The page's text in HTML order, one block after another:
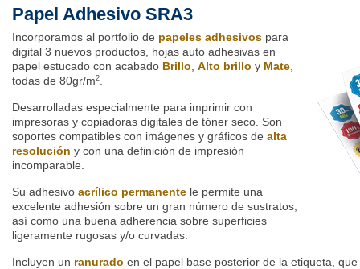
Papel Adhesivo SRA3
Incorporamos al portfolio de papeles adhesivos para
digital 3 nuevos productos, hojas auto adhesivas en
papel estucado con acabado Brillo Alto brillo y Mate
todas de 80gr/m2
Desarrolladas especialmente para imprimir con
impresoras y copiadoras digitales de tóner seco. Son
soportes compatibles con imágenes y gráficos de alta
resolución y con una definición de impresión
incomparable.
Su adhesivo acrílico permanente le permite una
excelente adhesión sobre un gran número de sustratos,
así como una buena adherencia sobre superficies
ligeramente rugosas y/o curvadas.
Incluyen un ranurado en el papel base posterior de la etiqueta,